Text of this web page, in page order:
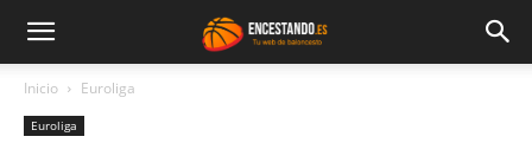
Inicio Euroliga
Euroliga